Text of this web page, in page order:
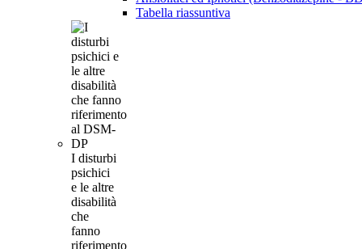
Tabella riassuntiva
I disturbi
psichici
e le altre
disabilità
che
fanno
riferimento